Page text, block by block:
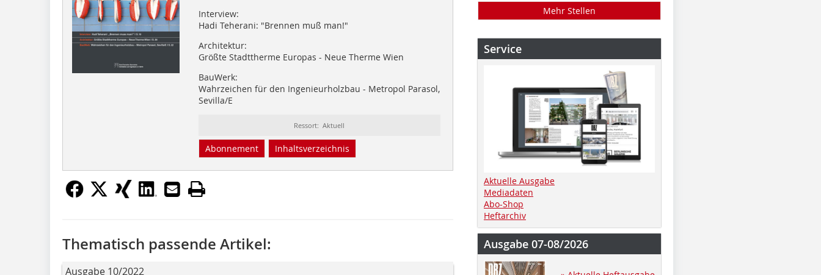
Interview:
Hadi Teherani: "Brennen muß man!"
Architektur:
Größte Stadttherme Europas - Neue Therme Wien
BauWerk:
Wahrzeichen für den Ingenieurholzbau - Metropol Parasol,
Sevilla/E
Ressort: Aktuell
Abonnement Inhaltsverzeichnis
Thematisch passende Artikel:
Ausgabe 10/2022
Mehr Stellen
Service
Aktuelle Ausgabe
Mediadaten
Abo-Shop
Heftarchiv
Ausgabe 07-08/2026